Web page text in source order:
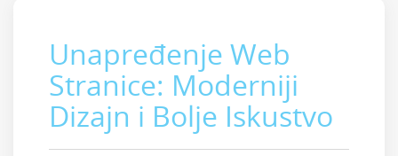
Unapređenje Web
Stranice: Moderniji
Dizajn i Bolje Iskustvo